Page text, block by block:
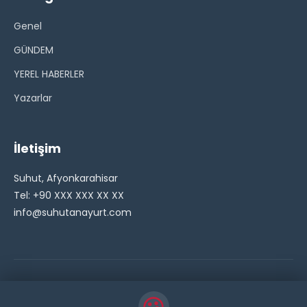
Genel
GÜNDEM
YEREL HABERLER
Yazarlar
İletişim
Suhut, Afyonkarahisar
Tel: +90 XXX XXX XX XX
info@suhutanayurt.com